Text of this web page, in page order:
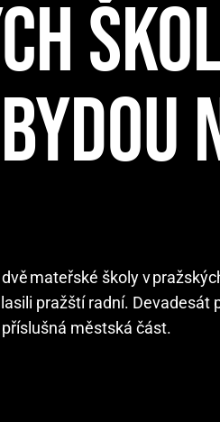
mateřské školy v
pražští radní.
městská část.